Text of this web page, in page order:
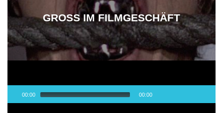
GROSS IM FILMGESCHÄFT
00:00 00:00